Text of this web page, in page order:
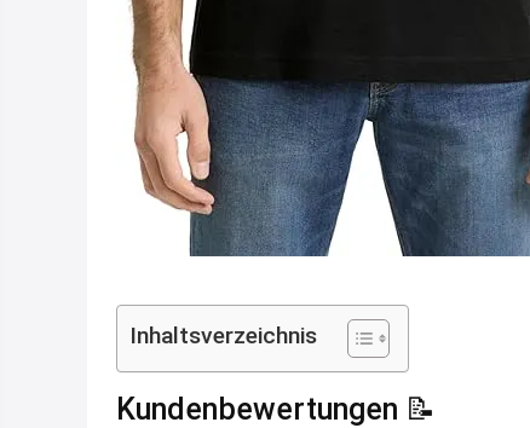
Inhaltsverzeichnis
Kundenbewertungen 📝